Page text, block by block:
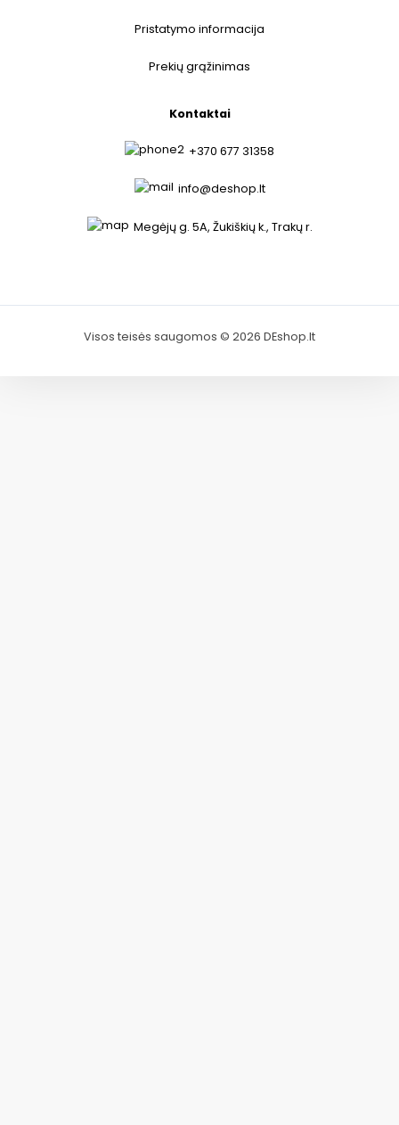
Pristatymo informacija
Prekių grąžinimas
Kontaktai
+370 677 31358
info@deshop.lt
Megėjų g. 5A, Žukiškių k., Trakų r.
Visos teisės saugomos © 2026 DEshop.lt